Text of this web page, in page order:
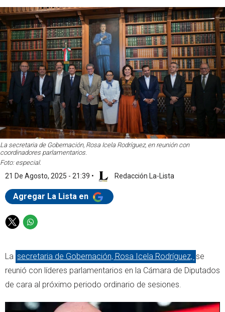
La secretaria de Gobernación, Rosa Icela Rodríguez, en reunión con
coordinadores parlamentarios.
Foto: especial.
21 De Agosto, 2025 - 21:39 • Redacción La-Lista
Agregar La Lista en
T
t
t
r
W
a
t
s
p
p
La secretaria de Gobernación, Rosa Icela Rodríguez, se
reunió con líderes parlamentarios en la Cámara de Diputados
de cara al próximo periodo ordinario de sesiones.